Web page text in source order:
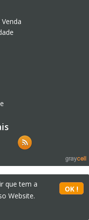
que tem a
Website.